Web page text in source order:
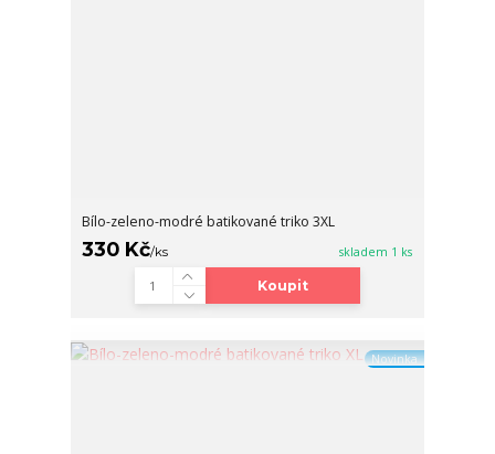
Bílo-zeleno-modré batikované triko 3XL
330 Kč/ks skladem 1 ks
Koupit
Novinka